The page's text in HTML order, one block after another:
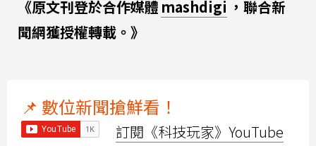
《原文刊登於合作媒體 mashdigi ，聯合新
聞網獲授權轉載。》
📌 數位新聞搶鮮看！
訂閱《科技玩家》YouTube